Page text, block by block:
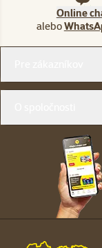
Online
alebo